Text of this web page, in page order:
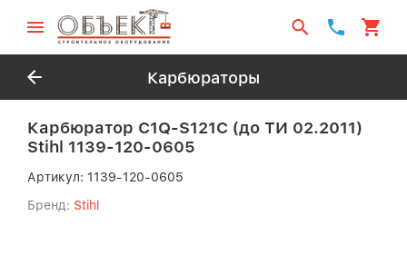
Карбюраторы
Карбюратор C1Q-S121C (до ТИ 02.2011)
Stihl 1139-120-0605
Артикул: 1139-120-0605
Бренд: Stihl